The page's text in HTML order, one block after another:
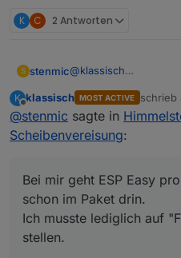
K C 2 Antworten
S stenmic@klassisch
Bei mir geht ESP
schon im Paket drin.
Ich musste lediglich
K
Offline
klassisch MOST ACTIVE schrieb
zuletzt
@stenmic sagte in
Scheibenvereisung:
Bei mir geht ESP Easy
schon im Paket drin.
Ich musste lediglich auf
stellen.